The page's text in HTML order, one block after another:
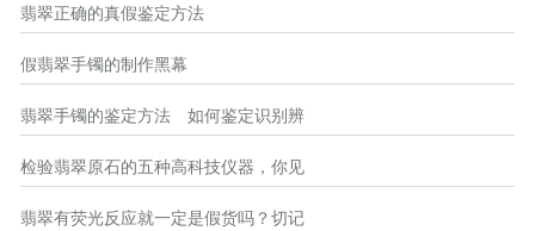
翡翠正确的真假鉴定方法
假翡翠手镯的制作黑幕
翡翠手镯的鉴定方法 如何鉴定识别辨
检验翡翠原石的五种高科技仪器，你见
翡翠有荧光反应就一定是假货吗？切记